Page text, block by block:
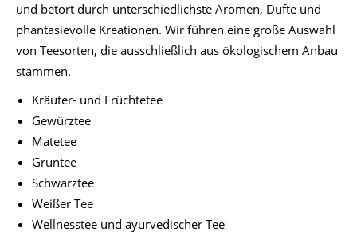
und betört durch unterschiedlichste Aromen, Düfte und
phantasievolle Kreationen. Wir führen eine große Auswahl
von Teesorten, die ausschließlich aus ökologischem Anbau
stammen.
Kräuter- und Früchtetee
Gewürztee
Matetee
Grüntee
Schwarztee
Weißer Tee
Wellnesstee und ayurvedischer Tee